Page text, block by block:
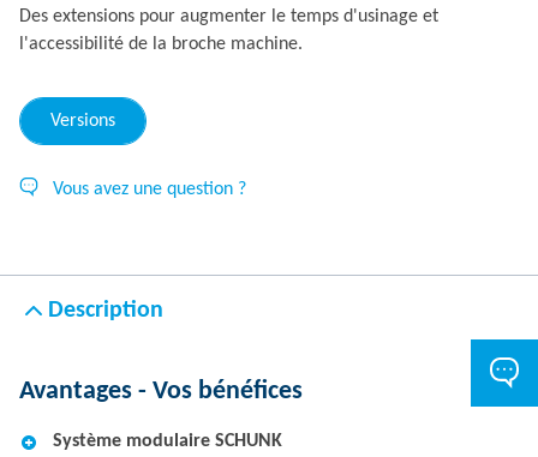
Des extensions pour augmenter le temps d'usinage et
l'accessibilité de la broche machine.
Versions
Vous avez une question ?
Description
Avantages - Vos bénéfices
Système modulaire SCHUNK